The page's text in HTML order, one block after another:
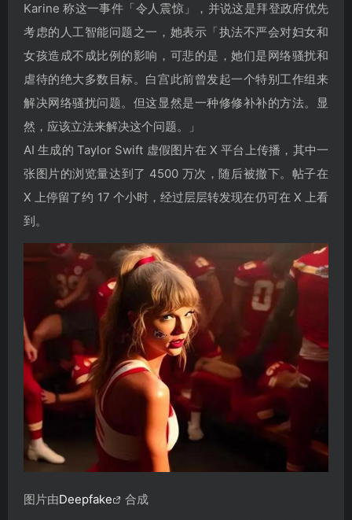
Karine 称这一事件「令人震惊」，并说这是拜登政府优先
考虑的人工智能问题之一，她表示「执法不严会对妇女和
女孩造成不成比例的影响，可悲的是，她们是网络骚扰和
虐待的绝大多数目标。白宫此前曾发起一个特别工作组来
解决网络骚扰问题。但这显然是一种修修补补的方法。显
然，应该立法来解决这个问题。」
AI 生成的 Taylor Swift 虚假图片在 X 平台上传播，其中一
张图片的浏览量达到了 4500 万次，随后被撤下。帖子在
X 上停留了约 17 个小时，经过层层转发现在仍可在 X 上看
到。
图片由Deepfake
合成